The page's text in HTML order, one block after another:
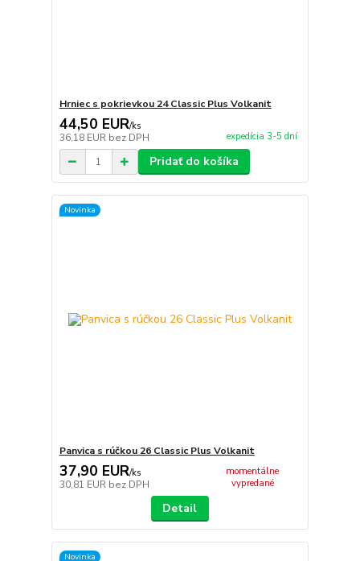
Hrniec s pokrievkou 24 Classic Plus Volkanit
44,50 EUR/ks
36,18 EUR bez DPH expedícia 3-5 dní
Pridať do košíka
Novinka
Panvica s rúčkou 26 Classic Plus Volkanit
37,90 EUR/ks
30,81 EUR bez DPH
momentálne
vypredané
Detail
Novinka